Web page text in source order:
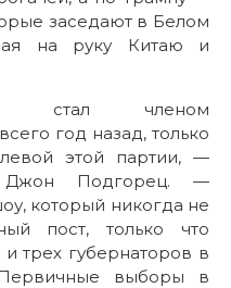
заседают в Белом
на руку Китаю и
стал членом
год назад, только
этой партии, —
Джон Подгорец. —
который никогда не
пост, только что
трех губернаторов в
Первичные выборы в